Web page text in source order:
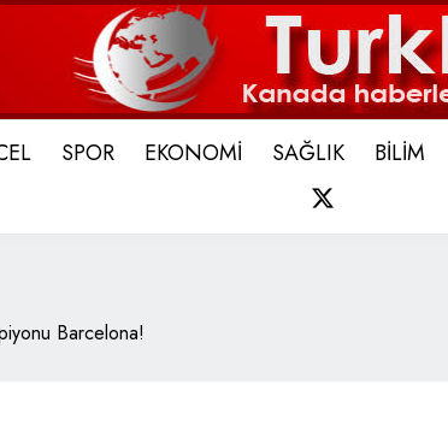
SPOR EKONOMİ SAĞLIK BİLİM
Barcelona!